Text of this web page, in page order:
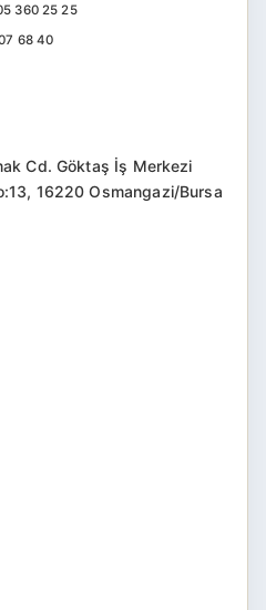
360 25 25
68 40
Cd. Göktaş İş Merkezi
16220 Osmangazi/Bursa